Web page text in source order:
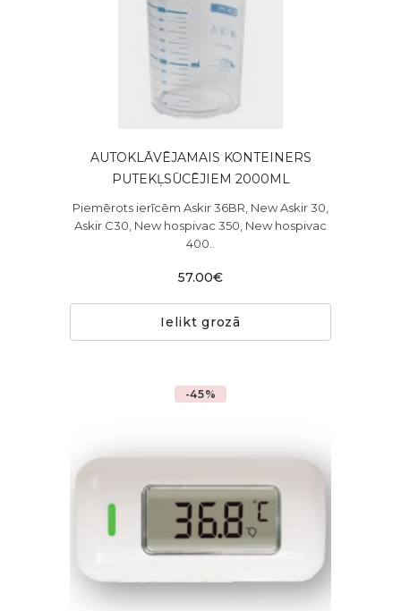
AUTOKLĀVĒJAMAIS KONTEINERS
PUTEKĻSŪCĒJIEM 2000ML
Piemērots ierīcēm Askir 36BR, New Askir 30,
Askir C30, New hospivac 350, New hospivac
400..
57.00€
Ielikt grozā
-45%